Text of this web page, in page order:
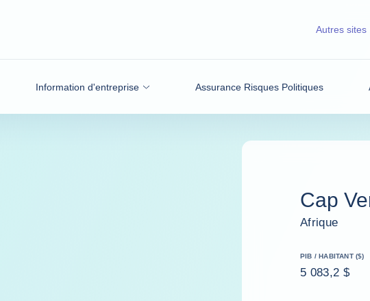
Information d'entreprise Assurance Risques Politiques
Autres sites
Cap
Afrique
PIB / HABITANT ($)
5 083,2 $